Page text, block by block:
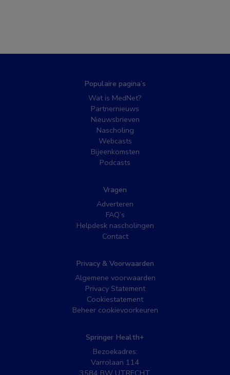
Populaire pagina’s
Wat is MedNet?
Partnernieuws
Nieuwsbrieven
Nascholing
Webcasts
Bijeenkomsten
Podcasts
Vragen
Adverteren
FAQ’s
Helpdesk nascholingen
Contact
Privacy & Voorwaarden
Algemene voorwaarden
Privacy Statement
Cookiestatement
Beheer cookievoorkeuren
Springer Health+
Bezoekadres:
Varrolaan 114
3584 BW UTRECHT